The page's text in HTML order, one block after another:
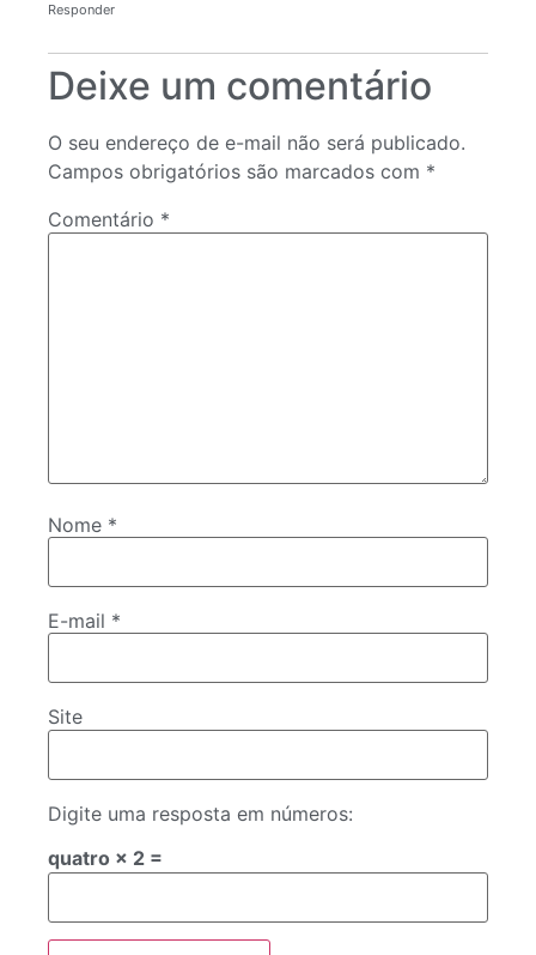
Responder
Deixe um comentário
O seu endereço de e-mail não será publicado.
Campos obrigatórios são marcados com *
Comentário *
Nome *
E-mail *
Site
Digite uma resposta em números:
quatro × 2 =